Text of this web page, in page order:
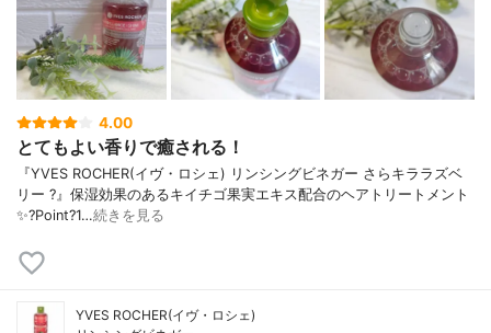
4.00
とてもよい香りで癒される！
『YVES ROCHER(イヴ・ロシェ) リンシングビネガー さらキララズベ
リー ?』保湿効果のあるキイチゴ果実エキス配合のヘアトリートメント
✨?Point?1…続きを見る
YVES ROCHER(イヴ・ロシェ)